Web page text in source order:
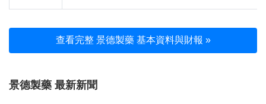
查看完整 景德製藥 基本資料與財報 »
景德製藥 最新新聞